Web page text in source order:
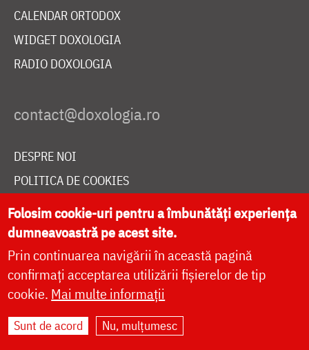
CALENDAR ORTODOX
WIDGET DOXOLOGIA
RADIO DOXOLOGIA
DESPRE NOI
POLITICA DE COOKIES
DONEAZĂ ONLINE PENTRU CATEDRALA NAȚIONALĂ
LIVE
Site dezvoltat deDOXOLOGIA MEDIA
Arhiepiscopia Iașilor | ©
Folosim cookie-uri pentru a îmbunătăți experiența
dumneavoastră pe acest site.
Prin continuarea navigării în această pagină
confirmați acceptarea utilizării fișierelor de tip
cookie. Mai multe informații
Sunt de acord Nu, mulțumesc